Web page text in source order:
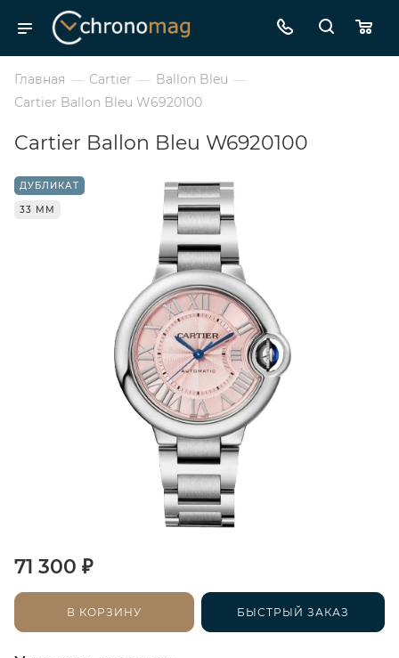
Главная — Cartier — Ballon Bleu —
Cartier Ballon Bleu W6920100
Cartier Ballon Bleu W6920100
ДУБЛИКАТ
33 ММ
71 300 ₽
В КОРЗИНУ БЫСТРЫЙ ЗАКАЗ